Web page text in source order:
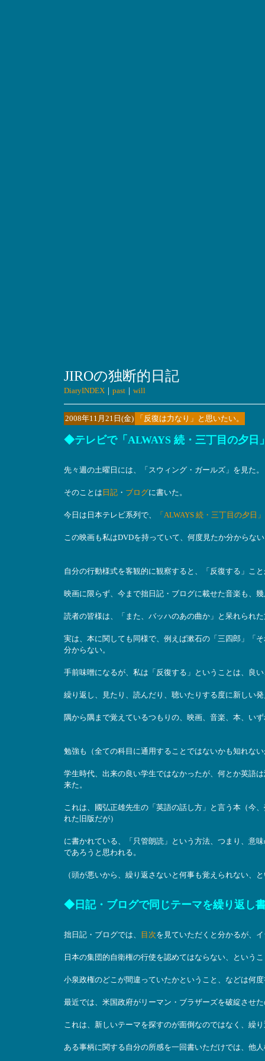
JIROの独断的日記
DiaryINDEX｜ past｜ will
2008年11月21日(金) 「反復は力なり」と思いたい。
◆テレビで「ALWAYS 続・三丁目の夕日
先々週の土曜日には、「スウィング・ガールズ」を見た。
そのことは 日記・ ブログに書いた。
今日は日本テレビ系列で、 「ALWAYS 続・三丁目の夕日」
この映画も私はDVDを持っていて、何度見たか分からな
自分の行動様式を客観的に観察すると、「反復する」こ
映画に限らず、今まで拙日記・ブログに載せた音楽も、
読者の皆様は、「また、バッハのあの曲か」と呆れられ
実は、本に関しても同様で、例えば漱石の「三四郎」「
分からない。
手前味噌になるが、私は「反復する」ということは、良
繰り返し、見たり、読んだり、聴いたりする度に新しい
隅から隅まで覚えているつもりの、映画、音楽、本、い
勉強も（全ての科目に通用することではないかも知れな
学生時代、出来の良い学生ではなかったが、何とか英語
来た。
これは、國弘正雄先生の「英語の話し方」と言う本（今
れた旧版だが）
に書かれている、「只管朗読」という方法、つまり、意
であろうと思われる。
（頭が悪いから、繰り返さないと何事も覚えられない、
◆日記・ブログで同じテーマを繰り返し
拙日記・ブログでは、 目次を見ていただくと分かるが、
日本の集団的自衛権の行使を認めてはならない、という
小泉政権のどこが間違っていたかということ、などは何
最近では、米国政府がリーマン・ブラザーズを破綻させ
これは、新しいテーマを探すのが面倒なのではなく、繰
ある事柄に関する自分の所感を一回書いただけでは、他